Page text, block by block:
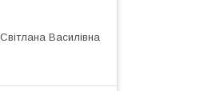
Василівна